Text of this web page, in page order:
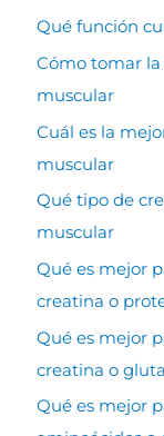
Qué función
Cómo tomar
muscular
Cuál es la
muscular
Qué tipo de
muscular
Qué es mejor
creatina o
Qué es mejor
creatina o
Qué es mejor